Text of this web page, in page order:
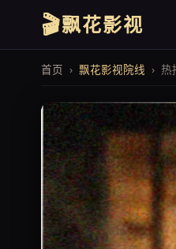
🎬飘花影视
首页 › 飘花影视院线 › 热